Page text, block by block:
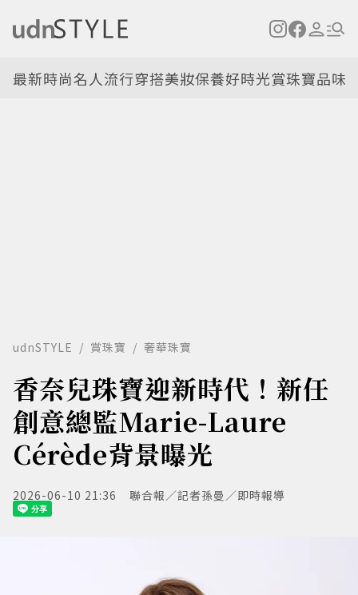
最新時尚名人流行穿搭美妝保養好時光賞珠寶品味
udnSTYLE 賞珠寶 奢華珠寶
香奈兒珠寶迎新時代！新任
創意總監Marie-Laure
Cérède背景曝光
2026-06-10 21:36 聯合報／記者孫曼／即時報導